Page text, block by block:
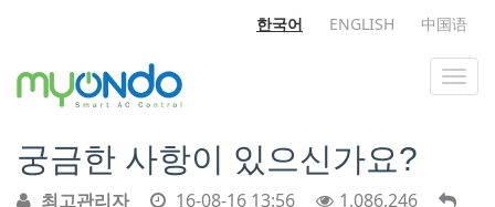
한국어 ENGLISH 中国语
궁금한 사항이 있으신가요?
최고관리자 16-08-16 13:56
1,086,246